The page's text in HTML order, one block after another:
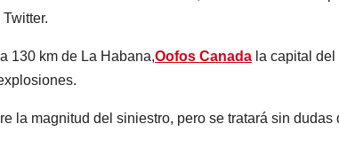
130 km de La Habana,Oofos Canada la capital
la magnitud del siniestro, pero se tratará sin dudas